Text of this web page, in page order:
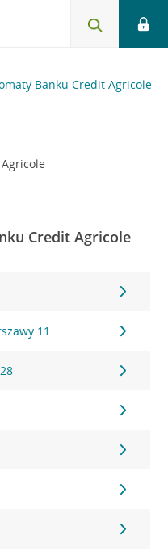
Banku Credit Agricole
Credit Agricole
11